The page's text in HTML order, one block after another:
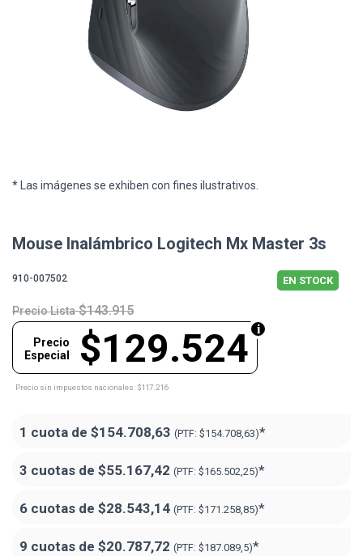
* Las imágenes se exhiben con fines ilustrativos.
Mouse Inalámbrico Logitech Mx Master 3s
910-007502 EN STOCK
Precio Lista $143.915
$129.524
Precio
Especial
Precio sin impuestos nacionales: $117.216
1 cuota de $154.708,63 (PTF: $154.708,63)*
3 cuotas de $55.167,42 (PTF: $165.502,25)*
6 cuotas de $28.543,14 (PTF: $171.258,85)*
9 cuotas de $20.787,72 (PTF: $187.089,5)*